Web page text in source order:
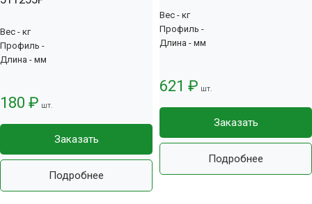
Вес - кг
Профиль -
Длина - мм
180 ₽ шт.
Заказать
Подробнее
Вес - кг
Профиль -
Длина - мм
621 ₽ шт.
Заказать
Подробнее